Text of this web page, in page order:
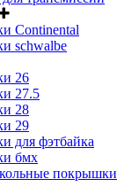
Continental
schwalbe
26
27.5
28
29
для фэтбайка
бмх
покрышки